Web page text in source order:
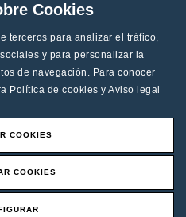
Cookies
terceros para analizar el tráfico,
y para personalizar la
de navegación. Para conocer
Política de cookies y Aviso legal
COOKIES
COOKIES